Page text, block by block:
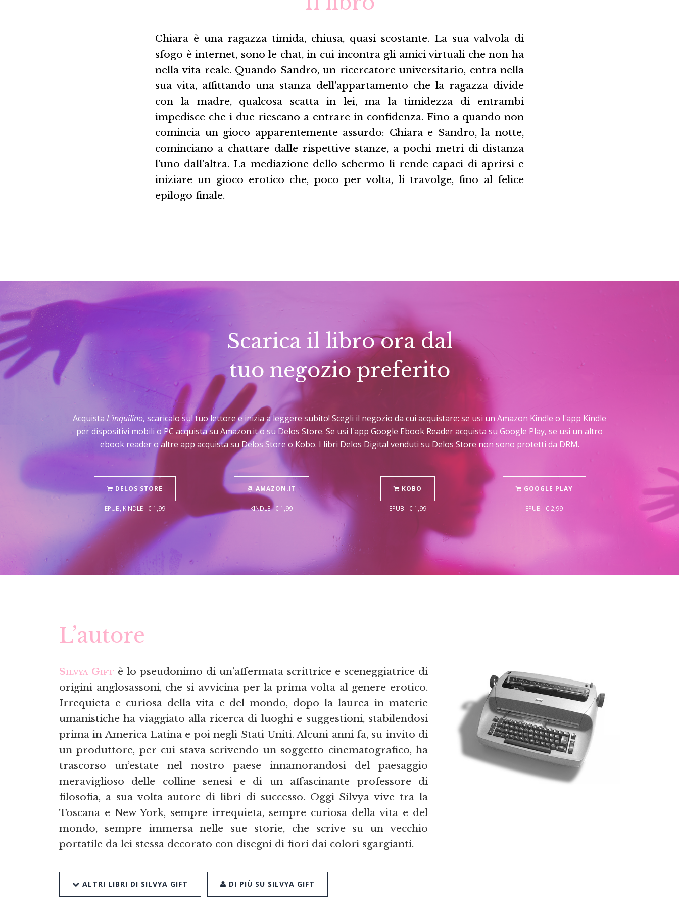
Chiara è una ragazza timida, chiusa, quasi scostante. La sua valvola di
sfogo è internet, sono le chat, in cui incontra gli amici virtuali che non ha
nella vita reale. Quando Sandro, un ricercatore universitario, entra nella
sua vita, affittando una stanza dell'appartamento che la ragazza divide
con la madre, qualcosa scatta in lei, ma la timidezza di entrambi
impedisce che i due riescano a entrare in confidenza. Fino a quando non
comincia un gioco apparentemente assurdo: Chiara e Sandro, la notte,
cominciano a chattare dalle rispettive stanze, a pochi metri di distanza
l'uno dall'altra. La mediazione dello schermo li rende capaci di aprirsi e
iniziare un gioco erotico che, poco per volta, li travolge, fino al felice
epilogo finale.
Scarica il libro ora dal
tuo negozio preferito
Acquista L'inquilino, scaricalo sul tuo lettore e inizia a leggere subito! Scegli il negozio da cui acquistare: se usi un Amazon Kindle o l'app Kindle
per dispositivi mobili o PC acquista su Amazon.it o su Delos Store. Se usi l'app Google Ebook Reader acquista su Google Play, se usi un altro
ebook reader o altre app acquista su Delos Store o Kobo. I libri Delos Digital venduti su Delos Store non sono protetti da DRM.
DELOS STORE
EPUB, KINDLE - € 1,99
AMAZON.IT
KINDLE - € 1,99
KOBO
EPUB - € 1,99
GOOGLE PLAY
EPUB - € 2,99
L’autore
Silvya Gift è lo pseudonimo di un’affermata scrittrice e sceneggiatrice di
origini anglosassoni, che si avvicina per la prima volta al genere erotico.
Irrequieta e curiosa della vita e del mondo, dopo la laurea in materie
umanistiche ha viaggiato alla ricerca di luoghi e suggestioni, stabilendosi
prima in America Latina e poi negli Stati Uniti. Alcuni anni fa, su invito di
un produttore, per cui stava scrivendo un soggetto cinematografico, ha
trascorso un’estate nel nostro paese innamorandosi del paesaggio
meraviglioso delle colline senesi e di un affascinante professore di
filosofia, a sua volta autore di libri di successo. Oggi Silvya vive tra la
Toscana e New York, sempre irrequieta, sempre curiosa della vita e del
mondo, sempre immersa nelle sue storie, che scrive su un vecchio
portatile da lei stessa decorato con disegni di fiori dai colori sgargianti.
ALTRI LIBRI DI SILVYA GIFT DI PIÙ SU SILVYA GIFT